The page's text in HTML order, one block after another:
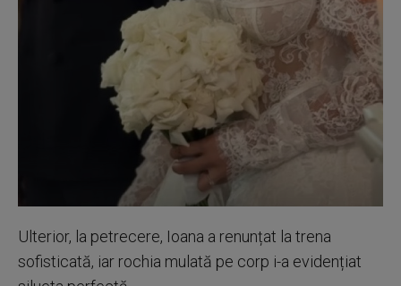
Ulterior, la petrecere, Ioana a renunțat la trena
sofisticată, iar rochia mulată pe corp i-a evidențiat